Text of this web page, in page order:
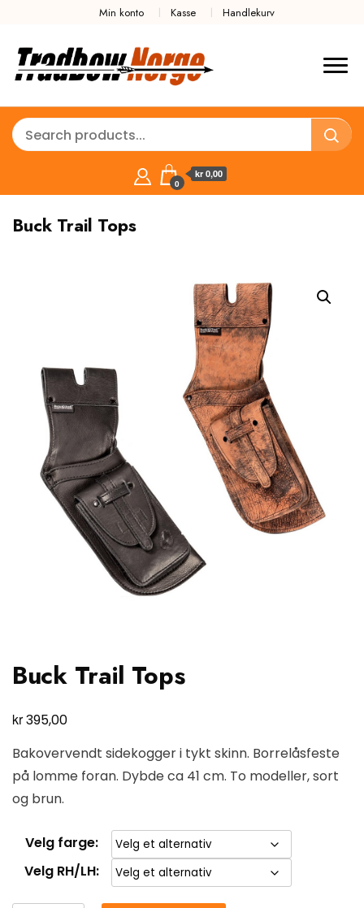
Min konto Kasse Handlekurv
0
kr 0,00
Buck Trail Tops
Buck Trail Tops
kr395,00
Bakovervendt sidekogger i tykt skinn. Borrelåsfeste
på lomme foran. Dybde ca 41 cm. To modeller, sort
og brun.
Velg farge:
Velg RH/LH: